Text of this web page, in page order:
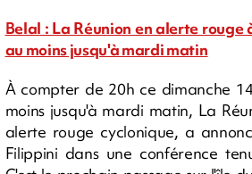
Belal : La Réunion en alerte rouge
au moins jusqu'à mardi matin
À compter de 20h ce dimanche
moins jusqu'à mardi matin, La
alerte rouge cyclonique, a
Filippini dans une conférence